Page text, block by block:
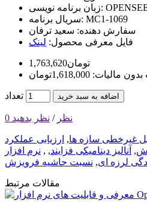
زبان برنامه نویسی:
سریال برنامه: MC1-1069
سفارش دهنده: سعید ترفان
فایل معرفی محصول: لینک
1,763,620تومان
مالیات: 1,618,000تومان
تعداد اضافه به سبد خرید
0 نظر / نظر بدهید
غیرخطی سازه ها, ارزیابی عملکرد
, آنالیز دینامیکی فزایند,
,
لرزه ای, نسبت حاشیه فرویزش
مقالات مرتبط